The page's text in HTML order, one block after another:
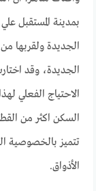
بمدينة المستقبل علي
الجديدة ولقربها
الجديدة، وقد
الاحتياج الفعلي
السكن اكثر من
تتميز بالخصوصية
الأذواق.